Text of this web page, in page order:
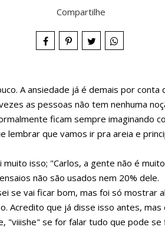
Compartilhe
A ansiedade já é demais por
as pessoas não tem nenhuma
ficam sempre imaginando
que vamos ir pra areia e
isso; "Carlos, a gente não é
não são usados nem 20% dele.
se vai ficar bom, mas foi só mostrar
Acredito que já disse isso antes,
"viiishe" se for falar tudo que pode